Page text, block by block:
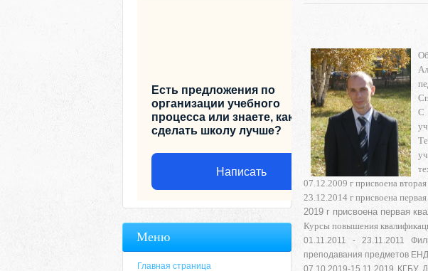
С
07.12.2009 г присвоена
23.12.2014 г присвоена
2019 г присвоена первая
Курсы повышения
01.11.2011 - 23.11.2011
преподавания предметов
07.10.2019-15.11.2019 КГБУ
Есть предложения по
организации учебного
процесса или знаете, как
сделать школу лучше?
Написать
Меню
Главная страница